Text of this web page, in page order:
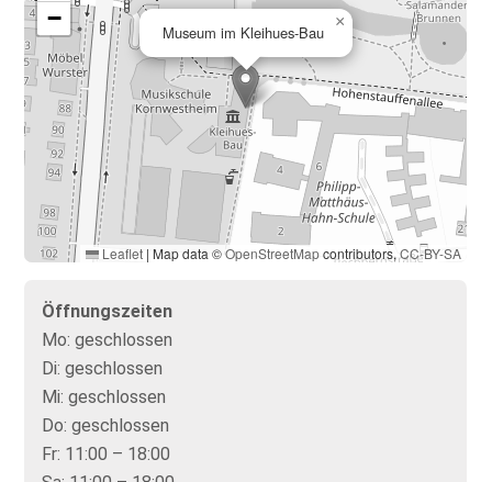
Museum im Kleihues-Bau
×
−
Leaflet | Map data ©OpenStreetMapcontributors,CC-BY-SA
Öffnungszeiten
Mo: geschlossen
Di: geschlossen
Mi: geschlossen
Do: geschlossen
Fr: 11:00 – 18:00